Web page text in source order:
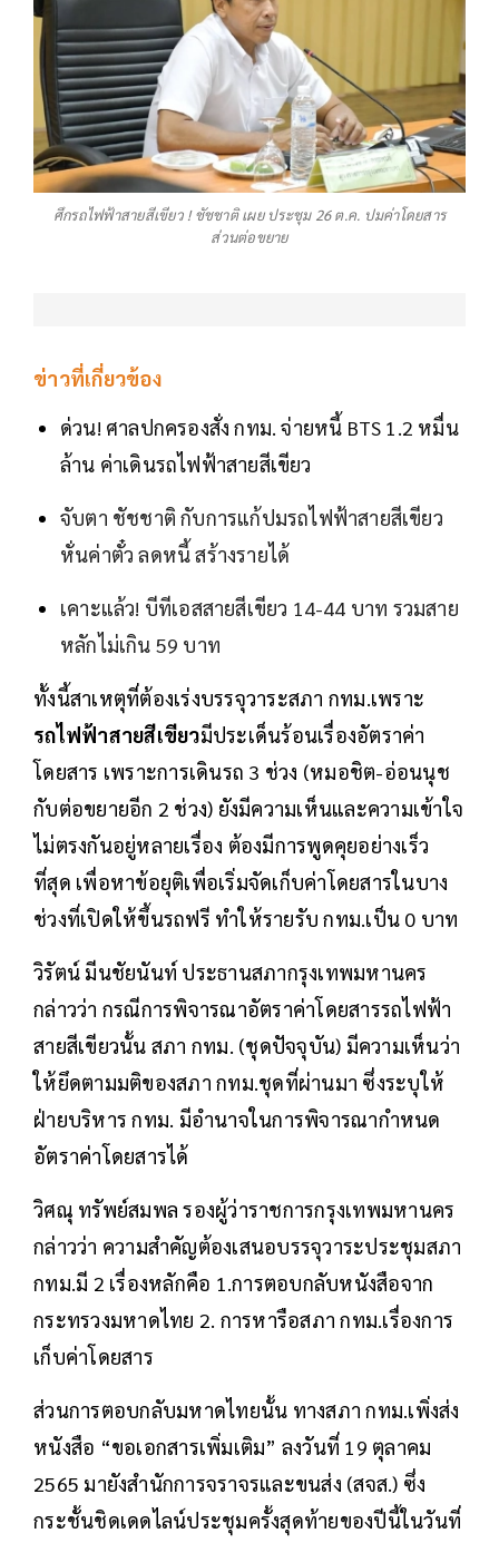
ศึกรถไฟฟ้าสายสีเขียว ! ชัชชาติ เผย ประชุม 26 ต.ค. ปมค่าโดยสาร
ส่วนต่อขยาย
ข่าวที่เกี่ยวข้อง
ด่วน! ศาลปกครองสั่ง กทม. จ่ายหนี้ BTS 1.2 หมื่น
ล้าน ค่าเดินรถไฟฟ้าสายสีเขียว
จับตา ชัชชาติ กับการแก้ปมรถไฟฟ้าสายสีเขียว
หั่นค่าตั๋ว ลดหนี้ สร้างรายได้
เคาะแล้ว! บีทีเอสสายสีเขียว 14-44 บาท รวมสาย
หลักไม่เกิน 59 บาท
ทั้งนี้สาเหตุที่ต้องเร่งบรรจุวาระสภา กทม.เพราะ
รถไฟฟ้าสายสีเขียวมีประเด็นร้อนเรื่องอัตราค่า
โดยสาร เพราะการเดินรถ 3 ช่วง (หมอชิต-อ่อนนุช
กับต่อขยายอีก 2 ช่วง) ยังมีความเห็นและความเข้าใจ
ไม่ตรงกันอยู่หลายเรื่อง ต้องมีการพูดคุยอย่างเร็ว
ที่สุด เพื่อหาข้อยุติเพื่อเริ่มจัดเก็บค่าโดยสารในบาง
ช่วงที่เปิดให้ขึ้นรถฟรี ทำให้รายรับ กทม.เป็น 0 บาท
วิรัตน์ มีนชัยนันท์ ประธานสภากรุงเทพมหานคร
กล่าวว่า กรณีการพิจารณาอัตราค่าโดยสารรถไฟฟ้า
สายสีเขียวนั้น สภา กทม. (ชุดปัจจุบัน) มีความเห็นว่า
ให้ยึดตามมติของสภา กทม.ชุดที่ผ่านมา ซึ่งระบุให้
ฝ่ายบริหาร กทม. มีอำนาจในการพิจารณากำหนด
อัตราค่าโดยสารได้
วิศณุ ทรัพย์สมพล รองผู้ว่าราชการกรุงเทพมหานคร
กล่าวว่า ความสำคัญต้องเสนอบรรจุวาระประชุมสภา
กทม.มี 2 เรื่องหลักคือ 1.การตอบกลับหนังสือจาก
กระทรวงมหาดไทย 2. การหารือสภา กทม.เรื่องการ
เก็บค่าโดยสาร
ส่วนการตอบกลับมหาดไทยนั้น ทางสภา กทม.เพิ่งส่ง
หนังสือ “ขอเอกสารเพิ่มเติม” ลงวันที่ 19 ตุลาคม
2565 มายังสำนักการจราจรและขนส่ง (สจส.) ซึ่ง
กระชั้นชิดเดดไลน์ประชุมครั้งสุดท้ายของปีนี้ในวันที่